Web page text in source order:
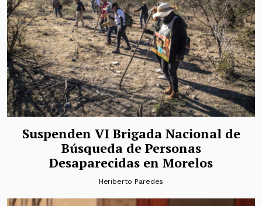
Suspenden VI Brigada Nacional de
Búsqueda de Personas
Desaparecidas en Morelos
Heriberto Paredes